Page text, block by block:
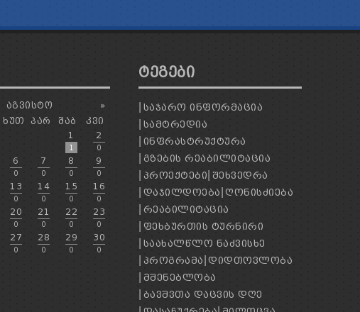
»
ᲐᲒᲕᲘᲡᲢᲝ
ᲮᲣᲗ ᲞᲐᲠ ᲨᲐᲑ
ᲙᲕᲘ
1
1
2
0
6
0
7
0
8
0
9
0
13
0
14
0
15
0
16
0
20
0
21
0
22
0
23
0
27
0
28
0
29
0
30
0
ᲢᲔᲒᲔᲑᲘ
ᲡᲐᲯᲐᲠᲝ ᲘᲜᲤᲝᲠᲛᲐᲪᲘᲐ
ᲡᲐᲛᲢᲠᲔᲓᲘᲐ
ᲘᲜᲤᲠᲐᲡᲢᲠᲣᲥᲢᲣᲠᲐ
ᲒᲖᲔᲑᲘᲡ ᲠᲔᲐᲑᲘᲚᲘᲢᲐᲪᲘᲐ
ᲞᲠᲝᲔᲥᲢᲔᲑᲘ ᲨᲔᲮᲕᲔᲓᲠᲐ
ᲓᲐᲯᲘᲚᲓᲝᲔᲑᲐ ᲦᲝᲜᲘᲡᲫᲘᲔᲑᲐ
ᲠᲔᲐᲑᲘᲚᲘᲢᲐᲪᲘᲐ
ᲤᲔᲮᲑᲣᲠᲗᲘᲡ ᲢᲣᲠᲜᲘᲠᲘ
ᲡᲐᲐᲮᲐᲚᲬᲚᲝ ᲜᲐᲫᲕᲘᲡᲮᲔ
ᲞᲠᲝᲒᲠᲐᲛᲐ ᲓᲘᲓᲗᲝᲕᲚᲝᲑᲐ
ᲛᲨᲔᲜᲔᲑᲚᲝᲑᲐ
ᲑᲐᲕᲨᲕᲗᲐ ᲓᲐᲪᲕᲘᲡ ᲓᲦᲔ